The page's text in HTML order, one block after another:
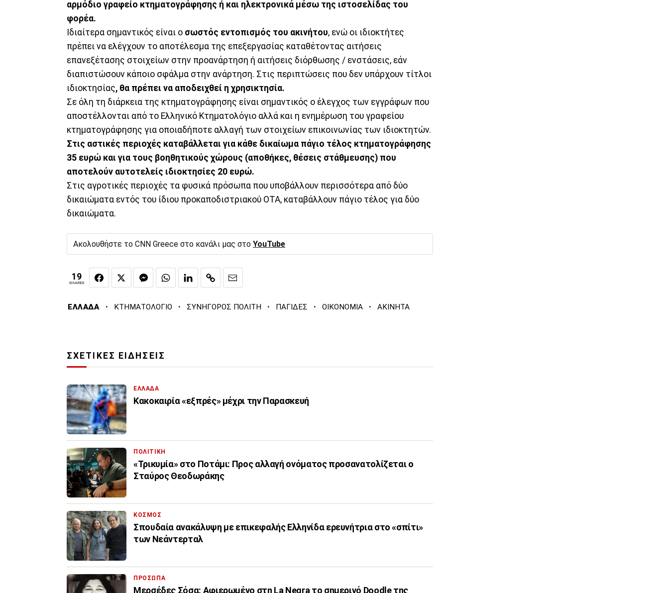
αρμόδιο γραφείο κτηματογράφησης ή και ηλεκτρονικά μέσω της ιστοσελίδας του
φορέα.
Ιδιαίτερα σημαντικός είναι ο σωστός εντοπισμός του ακινήτου, ενώ οι ιδιοκτήτες
πρέπει να ελέγχουν το αποτέλεσμα της επεξεργασίας καταθέτοντας αιτήσεις
επανεξέτασης στοιχείων στην προανάρτηση ή αιτήσεις διόρθωσης / ενστάσεις, εάν
διαπιστώσουν κάποιο σφάλμα στην ανάρτηση. Στις περιπτώσεις που δεν υπάρχουν τίτλοι
ιδιοκτησίας, θα πρέπει να αποδειχθεί η χρησικτησία.
Σε όλη τη διάρκεια της κτηματογράφησης είναι σημαντικός ο έλεγχος των εγγράφων που
αποστέλλονται από το Ελληνικό Κτηματολόγιο αλλά και η ενημέρωση του γραφείου
κτηματογράφησης για οποιαδήποτε αλλαγή των στοιχείων επικοινωνίας των ιδιοκτητών.
Στις αστικές περιοχές καταβάλλεται για κάθε δικαίωμα πάγιο τέλος κτηματογράφησης
35 ευρώ και για τους βοηθητικούς χώρους (αποθήκες, θέσεις στάθμευσης) που
αποτελούν αυτοτελείς ιδιοκτησίες 20 ευρώ.
Στις αγροτικές περιοχές τα φυσικά πρόσωπα που υποβάλλουν περισσότερα από δύο
δικαιώματα εντός του ίδιου προκαποδιστριακού ΟΤΑ, καταβάλλουν πάγιο τέλος για δύο
δικαιώματα.
Ακολουθήστε το CNN Greece στο κανάλι μας στο YouTube
19
SHARES
ΕΛΛΑΔΑ · ΚΤΗΜΑΤΟΛΟΓΙΟ · ΣΥΝΗΓΟΡΟΣ ΠΟΛΙΤΗ · ΠΑΓΙΔΕΣ · ΟΙΚΟΝΟΜΙΑ · ΑΚΙΝΗΤΑ
ΣΧΕΤΙΚΕΣ ΕΙΔΗΣΕΙΣ
ΕΛΛΑΔΑ
Κακοκαιρία «εξπρές» μέχρι την Παρασκευή
ΠΟΛΙΤΙΚΗ
«Τρικυμία» στο Ποτάμι: Προς αλλαγή ονόματος προσανατολίζεται ο
Σταύρος Θεοδωράκης
ΚΟΣΜΟΣ
Σπουδαία ανακάλυψη με επικεφαλής Ελληνίδα ερευνήτρια στο «σπίτι»
των Νεάντερταλ
ΠΡΟΣΩΠΑ
Μερσέδες Σόσα: Αφιερωμένο στη La Negra το σημερινό Doodle της